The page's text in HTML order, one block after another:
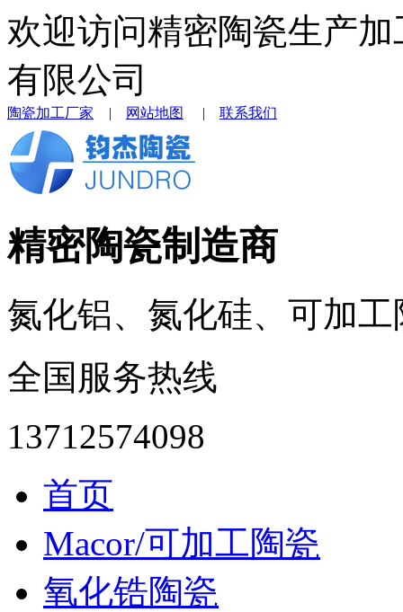
欢迎访问精密陶瓷生产
有限公司
陶瓷加工厂家 | 网站地图 | 联系我们
精密陶瓷制造商
氮化铝、氮化硅、可加
全国服务热线
13712574098
首页
Macor/可加工陶瓷
氧化锆陶瓷